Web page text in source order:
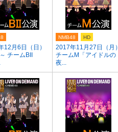
12月6日（日）
チームBII
2017年11月27日（月）
チームM「アイドルの
夜...
NMB48 HD